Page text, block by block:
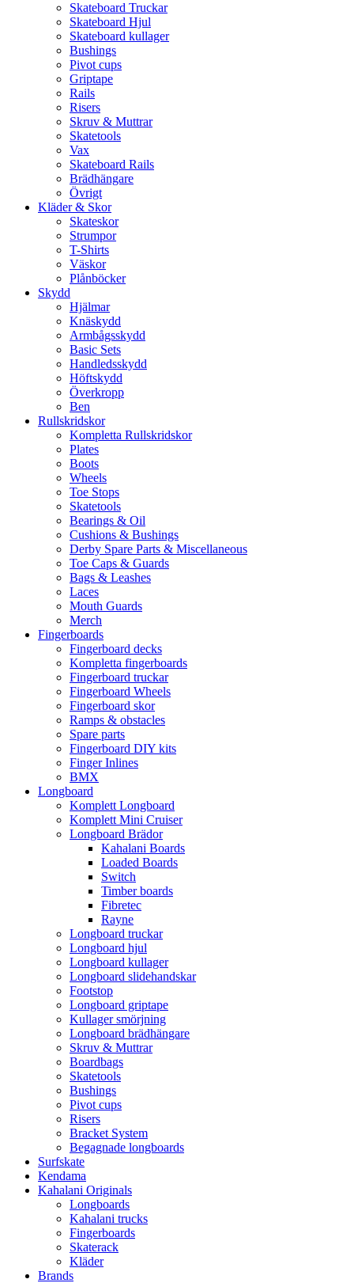
Skateboard Truckar
Skateboard Hjul
Skateboard kullager
Bushings
Pivot cups
Griptape
Rails
Risers
Skruv & Muttrar
Skatetools
Vax
Skateboard Rails
Brädhängare
Övrigt
Kläder & Skor
Skateskor
Strumpor
T-Shirts
Väskor
Plånböcker
Skydd
Hjälmar
Knäskydd
Armbågsskydd
Basic Sets
Handledsskydd
Höftskydd
Överkropp
Ben
Rullskridskor
Kompletta Rullskridskor
Plates
Boots
Wheels
Toe Stops
Skatetools
Bearings & Oil
Cushions & Bushings
Derby Spare Parts & Miscellaneous
Toe Caps & Guards
Bags & Leashes
Laces
Mouth Guards
Merch
Fingerboards
Fingerboard decks
Kompletta fingerboards
Fingerboard truckar
Fingerboard Wheels
Fingerboard skor
Ramps & obstacles
Spare parts
Fingerboard DIY kits
Finger Inlines
BMX
Longboard
Komplett Longboard
Komplett Mini Cruiser
Longboard Brädor
Kahalani Boards
Loaded Boards
Switch
Timber boards
Fibretec
Rayne
Longboard truckar
Longboard hjul
Longboard kullager
Longboard slidehandskar
Footstop
Longboard griptape
Kullager smörjning
Longboard brädhängare
Skruv & Muttrar
Boardbags
Skatetools
Bushings
Pivot cups
Risers
Bracket System
Begagnade longboards
Surfskate
Kendama
Kahalani Originals
Longboards
Kahalani trucks
Fingerboards
Skaterack
Kläder
Brands